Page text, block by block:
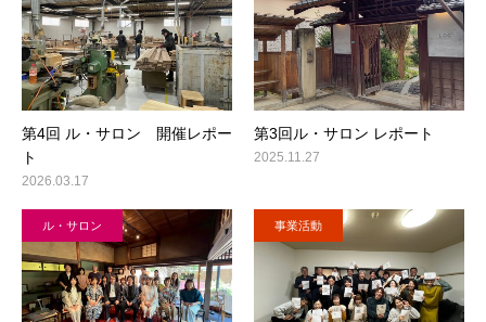
第4回 ル・サロン 開催レポー
ト
2026.03.17
第3回ル・サロン レポート
2025.11.27
ル・サロン 事業活動